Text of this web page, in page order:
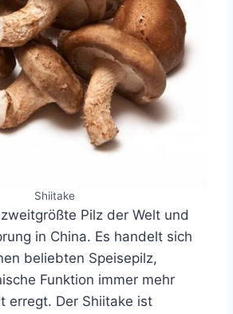
Shiitake
Pilz der Welt und
in China. Es handelt sich
beliebten Speisepilz,
Funktion immer mehr
erregt. Der Shiitake ist